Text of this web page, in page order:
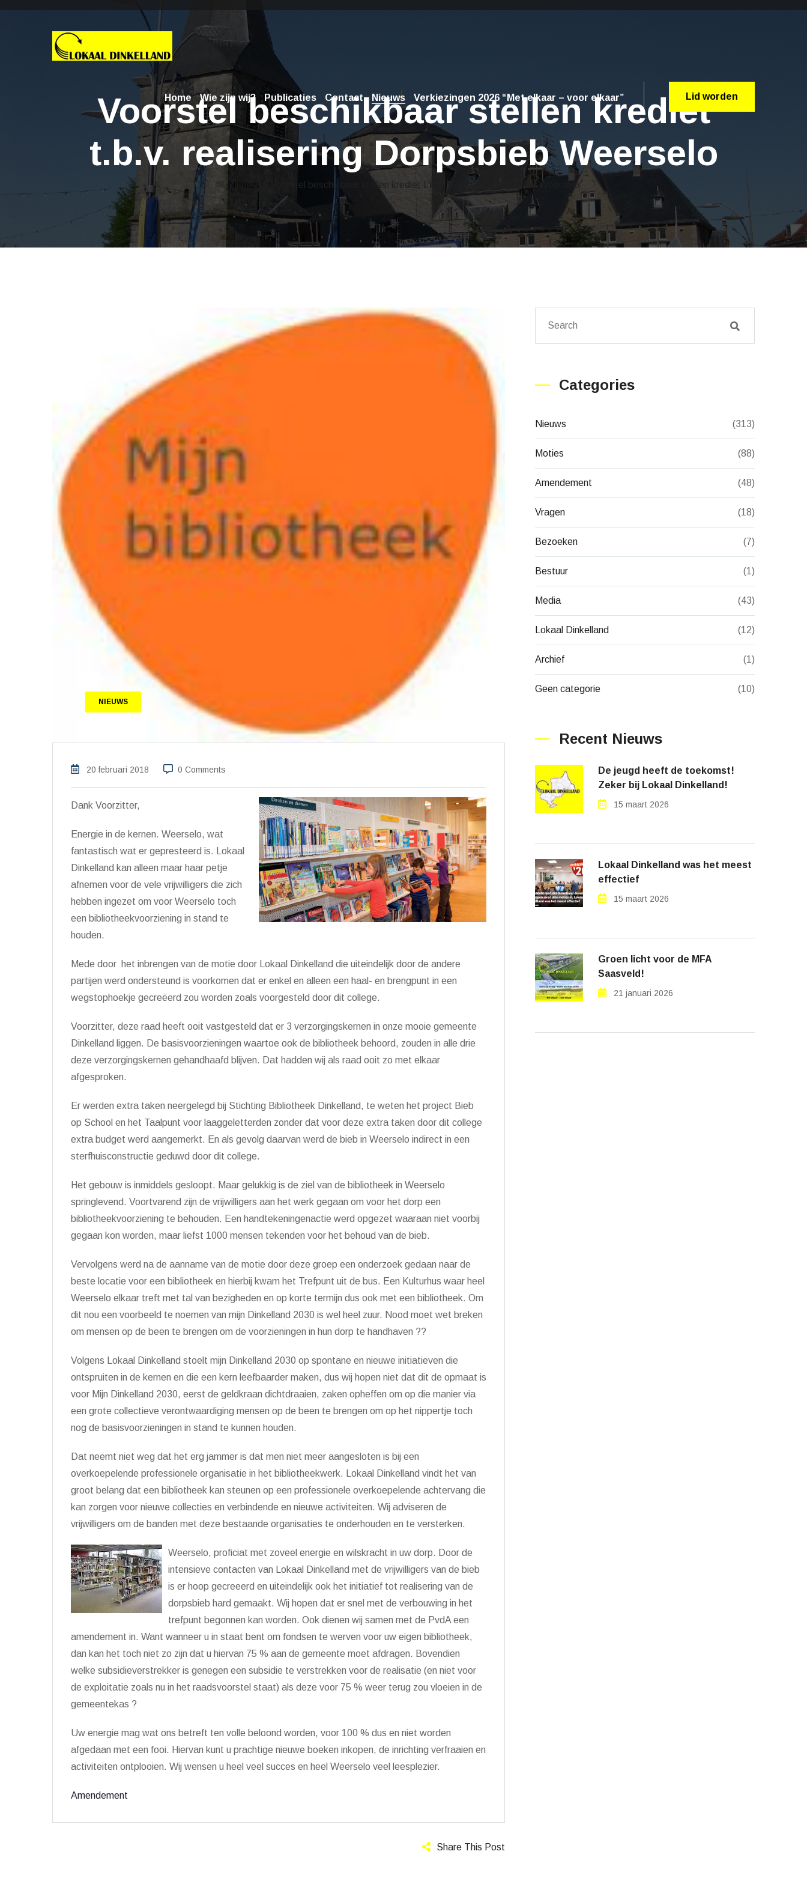
Home Wie zijn wij? Publicaties Contact Nieuws Verkiezingen 2026 “Met elkaar – voor elkaar” Lid worden
Voorstel beschikbaar stellen krediet
t.b.v. realisering Dorpsbieb Weerselo
Nieuws > Voorstel beschikbaar stellen krediet t.b.v. realisering Dorpsbieb Weerselo
NIEUWS
20 februari 2018 0 Comments
Dank Voorzitter,
Energie in de kernen. Weerselo, wat
fantastisch wat er gepresteerd is. Lokaal
Dinkelland kan alleen maar haar petje
afnemen voor de vele vrijwilligers die zich
hebben ingezet om voor Weerselo toch
een bibliotheekvoorziening in stand te
houden.
Mede door het inbrengen van de motie door Lokaal Dinkelland die uiteindelijk door de andere
partijen werd ondersteund is voorkomen dat er enkel en alleen een haal- en brengpunt in een
wegstophoekje gecreëerd zou worden zoals voorgesteld door dit college.
Voorzitter, deze raad heeft ooit vastgesteld dat er 3 verzorgingskernen in onze mooie gemeente
Dinkelland liggen. De basisvoorzieningen waartoe ook de bibliotheek behoord, zouden in alle drie
deze verzorgingskernen gehandhaafd blijven. Dat hadden wij als raad ooit zo met elkaar
afgesproken.
Er werden extra taken neergelegd bij Stichting Bibliotheek Dinkelland, te weten het project Bieb
op School en het Taalpunt voor laaggeletterden zonder dat voor deze extra taken door dit college
extra budget werd aangemerkt. En als gevolg daarvan werd de bieb in Weerselo indirect in een
sterfhuisconstructie geduwd door dit college.
Het gebouw is inmiddels gesloopt. Maar gelukkig is de ziel van de bibliotheek in Weerselo
springlevend. Voortvarend zijn de vrijwilligers aan het werk gegaan om voor het dorp een
bibliotheekvoorziening te behouden. Een handtekeningenactie werd opgezet waaraan niet voorbij
gegaan kon worden, maar liefst 1000 mensen tekenden voor het behoud van de bieb.
Vervolgens werd na de aanname van de motie door deze groep een onderzoek gedaan naar de
beste locatie voor een bibliotheek en hierbij kwam het Trefpunt uit de bus. Een Kulturhus waar heel
Weerselo elkaar treft met tal van bezigheden en op korte termijn dus ook met een bibliotheek. Om
dit nou een voorbeeld te noemen van mijn Dinkelland 2030 is wel heel zuur. Nood moet wet breken
om mensen op de been te brengen om de voorzieningen in hun dorp te handhaven ??
Volgens Lokaal Dinkelland stoelt mijn Dinkelland 2030 op spontane en nieuwe initiatieven die
ontspruiten in de kernen en die een kern leefbaarder maken, dus wij hopen niet dat dit de opmaat is
voor Mijn Dinkelland 2030, eerst de geldkraan dichtdraaien, zaken opheffen om op die manier via
een grote collectieve verontwaardiging mensen op de been te brengen om op het nippertje toch
nog de basisvoorzieningen in stand te kunnen houden.
Dat neemt niet weg dat het erg jammer is dat men niet meer aangesloten is bij een
overkoepelende professionele organisatie in het bibliotheekwerk. Lokaal Dinkelland vindt het van
groot belang dat een bibliotheek kan steunen op een professionele overkoepelende achtervang die
kan zorgen voor nieuwe collecties en verbindende en nieuwe activiteiten. Wij adviseren de
vrijwilligers om de banden met deze bestaande organisaties te onderhouden en te versterken.
Weerselo, proficiat met zoveel energie en wilskracht in uw dorp. Door de
intensieve contacten van Lokaal Dinkelland met de vrijwilligers van de bieb
is er hoop gecreeerd en uiteindelijk ook het initiatief tot realisering van de
dorpsbieb hard gemaakt. Wij hopen dat er snel met de verbouwing in het
trefpunt begonnen kan worden. Ook dienen wij samen met de PvdA een
amendement in. Want wanneer u in staat bent om fondsen te werven voor uw eigen bibliotheek,
dan kan het toch niet zo zijn dat u hiervan 75 % aan de gemeente moet afdragen. Bovendien
welke subsidieverstrekker is genegen een subsidie te verstrekken voor de realisatie (en niet voor
de exploitatie zoals nu in het raadsvoorstel staat) als deze voor 75 % weer terug zou vloeien in de
gemeentekas ?
Uw energie mag wat ons betreft ten volle beloond worden, voor 100 % dus en niet worden
afgedaan met een fooi. Hiervan kunt u prachtige nieuwe boeken inkopen, de inrichting verfraaien en
activiteiten ontplooien. Wij wensen u heel veel succes en heel Weerselo veel leesplezier.
Amendement
Share This Post
Categories
Nieuws (313)
Moties (88)
Amendement (48)
Vragen (18)
Bezoeken (7)
Bestuur (1)
Media (43)
Lokaal Dinkelland (12)
Archief (1)
Geen categorie (10)
Recent Nieuws
De jeugd heeft de toekomst!
Zeker bij Lokaal Dinkelland!
15 maart 2026
Lokaal Dinkelland was het meest
effectief
15 maart 2026
Groen licht voor de MFA
Saasveld!
21 januari 2026